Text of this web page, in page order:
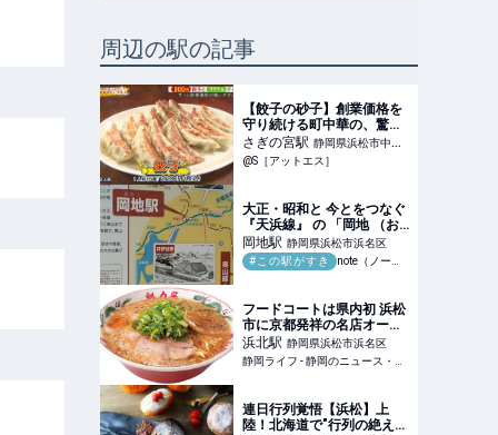
周辺の駅の記事
【餃子の砂子】創業価格を
守り続ける町中華の、驚き
「神コスパ」餃子＆チャー
ハン！／浜松市｜静岡新聞
アットエス
さぎの宮駅 静岡県浜松市中央
区
@S［アットエス］
大正・昭和と 今とをつなぐ
『天浜線』 の 「岡地 （お
かじ）」駅｜つるかめ
岡地駅 静岡県浜松市浜名区
#この駅がすき
note（ノート）
フードコートは県内初 浜松
市に京都発祥の名店オープ
ン 3日間限定で看板メニュ
ー110円引き - 静岡ライフ
浜北駅 静岡県浜松市浜名区
静岡ライフ - 静岡のニュース・情報サイト
連日行列覚悟【浜松】上
陸！北海道で"行列の絶えな